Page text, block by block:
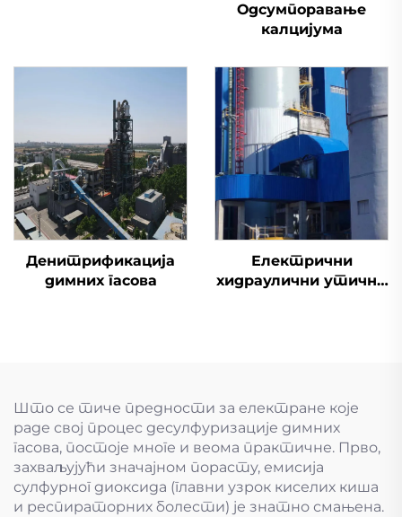
Одсумпоравање
калцијума
Денитрификација
димних гасова
Електрични
хидраулични утични
Што се тиче предности за електране које
раде свој процес десулфуризације димних
гасова, постоје многе и веома практичне. Прво,
захваљујући значајном порасту, емисија
сулфурног диоксида (главни узрок киселих киша
и респираторних болести) је знатно смањена.